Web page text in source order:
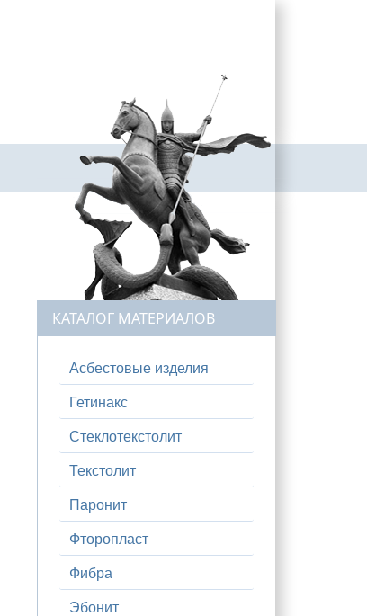
КАТАЛОГ МАТЕРИАЛОВ
Асбестовые изделия
Гетинакс
Стеклотекстолит
Текстолит
Паронит
Фторопласт
Фибра
Эбонит